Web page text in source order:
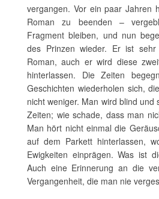
vergangen. Vor ein paar Jahren
Roman zu beenden –
Fragment bleiben, und nun
des Prinzen wieder. Er ist
Roman, auch er wird diese
hinterlassen. Die Zeiten
Geschichten wiederholen sich,
nicht weniger. Man wird blind und
Zeiten; wie schade, dass man
Man hört nicht einmal die
auf dem Parkett hinterlassen,
Ewigkeiten einprägen. Was ist
Auch eine Erinnerung an die
Vergangenheit, die man nie